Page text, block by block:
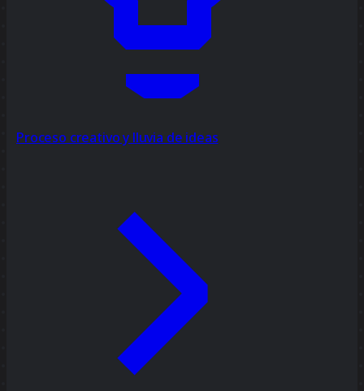
Proceso creativo y lluvia de ideas